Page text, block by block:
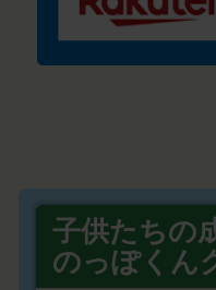
子供たちの
のっぽくん